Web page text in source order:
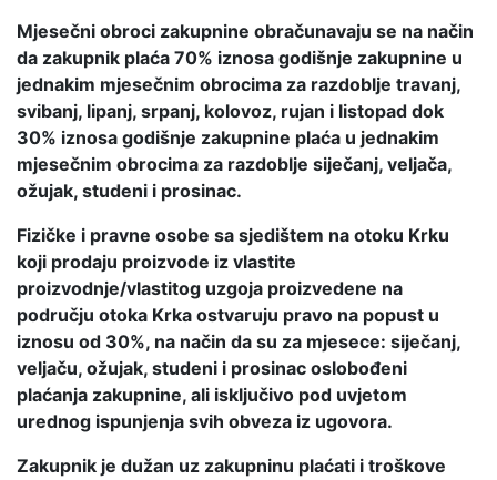
Mjesečni obroci zakupnine obračunavaju se na način
da zakupnik plaća 70% iznosa godišnje zakupnine u
jednakim mjesečnim obrocima za razdoblje travanj,
svibanj, lipanj, srpanj, kolovoz, rujan i listopad dok
30% iznosa godišnje zakupnine plaća u jednakim
mjesečnim obrocima za razdoblje siječanj, veljača,
ožujak, studeni i prosinac.
Fizičke i pravne osobe sa sjedištem na otoku Krku
koji prodaju proizvode iz vlastite
proizvodnje/vlastitog uzgoja proizvedene na
području otoka Krka ostvaruju pravo na popust u
iznosu od 30%, na način da su za mjesece: siječanj,
veljaču, ožujak, studeni i prosinac oslobođeni
plaćanja zakupnine, ali isključivo pod uvjetom
urednog ispunjenja svih obveza iz ugovora.
Zakupnik je dužan uz zakupninu plaćati i troškove